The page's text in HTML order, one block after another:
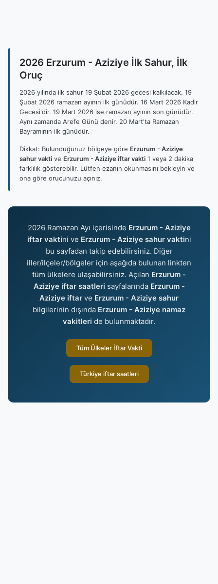
2026 Erzurum - Aziziye İlk Sahur, İlk
Oruç
2026 yılında ilk sahur 19 Şubat 2026 gecesi kalkılacak. 19
Şubat 2026 ramazan ayının ilk günüdür. 16 Mart 2026 Kadir
Gecesi'dir. 19 Mart 2026 ise ramazan ayının son günüdür.
Aynı zamanda Arefe Günü denir. 20 Mart'ta Ramazan
Bayramının ilk günüdür.
Dikkat: Bulunduğunuz bölgeye göre Erzurum - Aziziye
sahur vakti ve Erzurum - Aziziye iftar vakti 1 veya 2 dakika
farklılık gösterebilir. Lütfen ezanın okunmasını bekleyin ve
ona göre orucunuzu açınız.
2026 Ramazan Ayı içerisinde Erzurum - Aziziye
iftar vaktini ve Erzurum - Aziziye sahur vaktini
bu sayfadan takip edebilirsiniz. Diğer
iller/ilçeler/bölgeler için aşağıda bulunan linkten
tüm ülkelere ulaşabilirsiniz. Açılan Erzurum -
Aziziye iftar saatleri sayfalarında Erzurum -
Aziziye iftar ve Erzurum - Aziziye sahur
bilgilerinin dışında Erzurum - Aziziye namaz
vakitleri de bulunmaktadır.
Tüm Ülkeler İftar Vakti
Türkiye iftar saatleri